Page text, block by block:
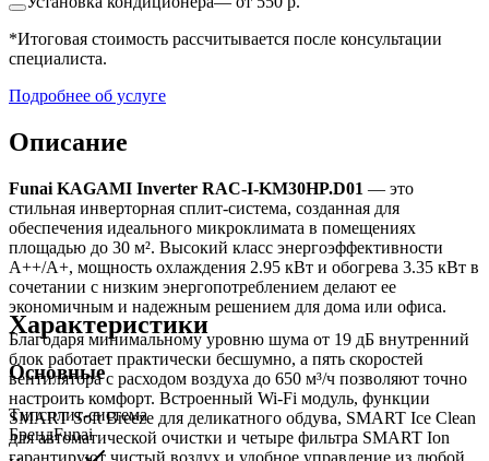
*Итоговая стоимость рассчитывается после консультации
специалиста.
Подробнее об услуге
Описание
Funai KAGAMI Inverter RAC-I-KM30HP.D01 — это
стильная инверторная сплит-система, созданная для
обеспечения идеального микроклимата в помещениях
площадью до 30 м². Высокий класс энергоэффективности
A++/A+, мощность охлаждения 2.95 кВт и обогрева 3.35 кВт в
сочетании с низким энергопотреблением делают ее
экономичным и надежным решением для дома или офиса.
Благодаря минимальному уровню шума от 19 дБ внутренний
блок работает практически бесшумно, а пять скоростей
вентилятора с расходом воздуха до 650 м³/ч позволяют точно
настроить комфорт. Встроенный Wi-Fi модуль, функции
SMART Soft Breeze для деликатного обдува, SMART Ice Clean
для автоматической очистки и четыре фильтра SMART Ion
гарантируют чистый воздух и удобное управление из любой
Характеристики
Основные
Типсплит-система
БрендFunai